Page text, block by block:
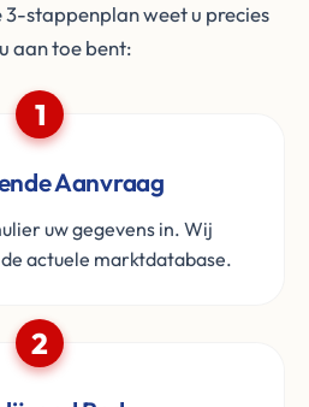
stappenplan weet u precies
aan toe bent:
1
Aanvraag
uw gegevens in. Wij
actuele marktdatabase.
2